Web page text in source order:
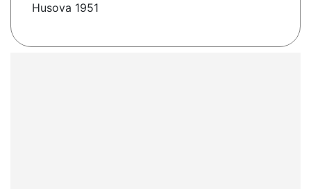
Husova 1951